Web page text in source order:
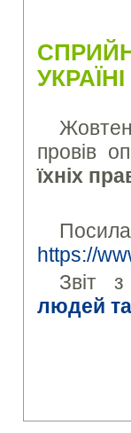
УКРАЇНІ
провів
їхніх
https://
Звіт
людей та